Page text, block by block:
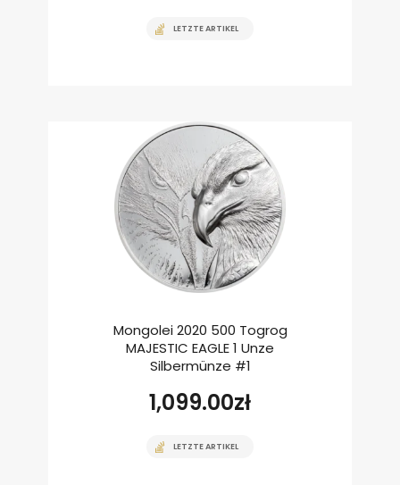
LETZTE ARTIKEL
Mongolei 2020 500 Togrog
MAJESTIC EAGLE 1 Unze
Silbermünze #1
1,099.00zł
LETZTE ARTIKEL